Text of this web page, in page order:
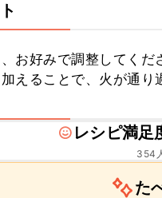
お好みで調整してくだ
えることで、火が通り
レシピ満足
354
た